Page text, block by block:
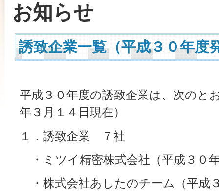
お知らせ
誘致企業一覧（平成３０年度
平成３０年度の誘致企業は、次のと
年３月１４日現在）
１．誘致企業 ７社
・ミツイ精密株式会社（平成３０
・株式会社あしたのチーム（平成